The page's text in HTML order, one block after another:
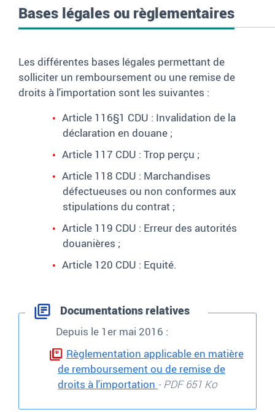
Bases légales ou règlementaires
Les différentes bases légales permettant de
solliciter un remboursement ou une remise de
droits à l'importation sont les suivantes :
Article 116§1 CDU : Invalidation de la
déclaration en douane ;
Article 117 CDU : Trop perçu ;
Article 118 CDU : Marchandises
défectueuses ou non conformes aux
stipulations du contrat ;
Article 119 CDU : Erreur des autorités
douanières ;
Article 120 CDU : Equité.
Documentations relatives
Depuis le 1er mai 2016 :
Règlementation applicable en matière
de remboursement ou de remise de
droits à l'importation - PDF 651 Ko